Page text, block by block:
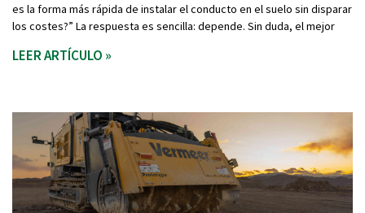
es la forma más rápida de instalar el conducto en el suelo sin disparar
los costes?” La respuesta es sencilla: depende. Sin duda, el mejor
LEER ARTÍCULO »